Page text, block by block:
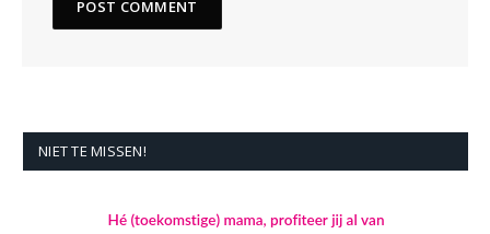
NIET TE MISSEN!